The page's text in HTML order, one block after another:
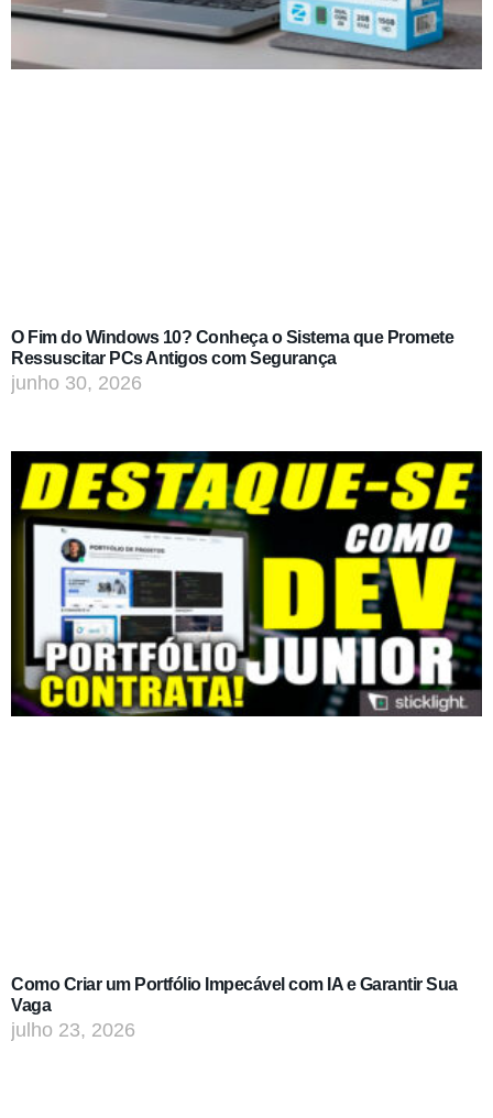
O Fim do Windows 10? Conheça o Sistema que Promete
Ressuscitar PCs Antigos com Segurança
junho 30, 2026
Como Criar um Portfólio Impecável com IA e Garantir Sua
Vaga
julho 23, 2026